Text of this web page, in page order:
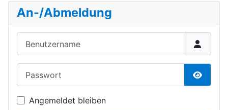
An-/Abmeldung
Angemeldet bleiben